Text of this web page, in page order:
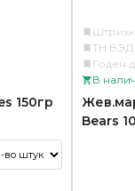
150гр
ТН
Годен
В
Bears